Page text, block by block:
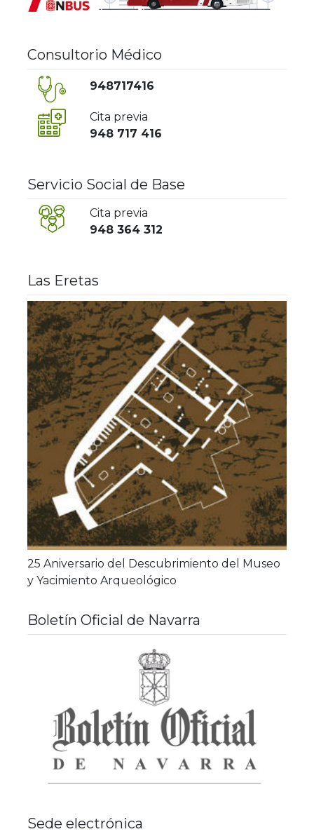
Consultorio Médico
948717416
Cita previa
948 717 416
Servicio Social de Base
Cita previa
948 364 312
Las Eretas
25 Aniversario del Descubrimiento del Museo
y Yacimiento Arqueológico
Boletín Oficial de Navarra
Sede electrónica